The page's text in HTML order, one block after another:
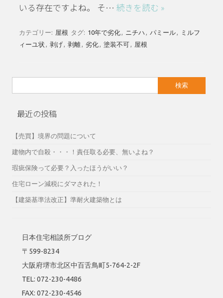
いる存在ですよね。 そ… 続きを読む »
カテゴリー: 屋根 タグ: 10年で劣化, ニチハ , パミール,
ミルフ
ィーユ状 , 剥げ, 剥離, 劣化, 塗装不可, 屋根
索:
最近の投稿
【売買】境界の問題について
建物内で自殺・・・！責任取る必要、無いよね？
瑕疵保険って必要？入ったほうがいい？
住宅ローン減税にダマされた！
【建築基準法改正】準耐火建築物とは
日本住宅相談所ブログ
〒599-8234
大阪府堺市北区中百舌鳥町5-764-2-2F
TEL: 072-230-4486
FAX: 072-230-4546